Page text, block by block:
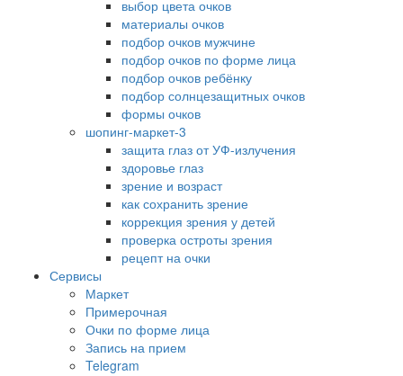
выбор цвета очков
материалы очков
подбор очков мужчине
подбор очков по форме лица
подбор очков ребёнку
подбор солнцезащитных очков
формы очков
шопинг-маркет-3
защита глаз от УФ-излучения
здоровье глаз
зрение и возраст
как сохранить зрение
коррекция зрения у детей
проверка остроты зрения
рецепт на очки
Сервисы
Маркет
Примерочная
Очки по форме лица
Запись на прием
Telegram